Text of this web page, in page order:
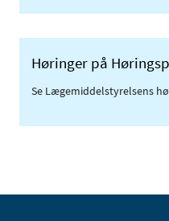
Høringer på
Se Lægemiddelstyrelsens